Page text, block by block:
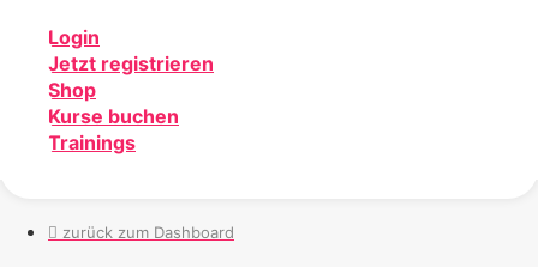
Login
Jetzt registrieren
Shop
Kurse buchen
Trainings
zurück zum Dashboard